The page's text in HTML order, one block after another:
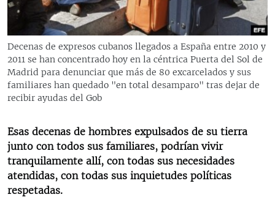
RADIO MARTÍ
ESPECIALES
ESPECIALES
LA REALIDAD DE LA VIVIENDA EN CUBA
SER VIEJO EN CUBA
LOS SANTOS DE HIALEAH
DESINFORMACIÓN RUSA EN AMÉRICA LATINA
LA INVASIÓN DE RUSIA A UCRANIA
MULTIMEDIA
EDITORIALES
Decenas de expresos cubanos llegados a España entre 2010 y
2011 se han concentrado hoy en la céntrica Puerta del Sol de
Madrid para denunciar que más de 80 excarcelados y sus
familiares han quedado "en total desamparo" tras dejar de
recibir ayudas del Gob
Esas decenas de hombres expulsados de su tierra
junto con todos sus familiares, podrían vivir
tranquilamente allí, con todas sus necesidades
atendidas, con todas sus inquietudes políticas
respetadas.